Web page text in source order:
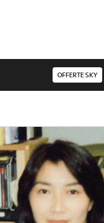
OFFERTE SKY